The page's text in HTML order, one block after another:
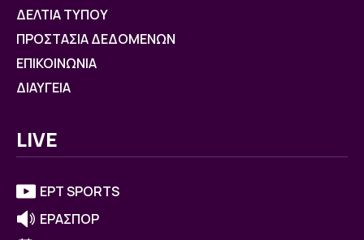
ΔΕΛΤΙΑ ΤΥΠΟΥ
ΠΡΟΣΤΑΣΙΑ ΔΕΔΟΜΕΝΩΝ
ΕΠΙΚΟΙΝΩΝΙΑ
ΔΙΑΥΓΕΙΑ
LIVE
ΕΡΤ SPORTS
ΕΡΑΣΠΟΡ